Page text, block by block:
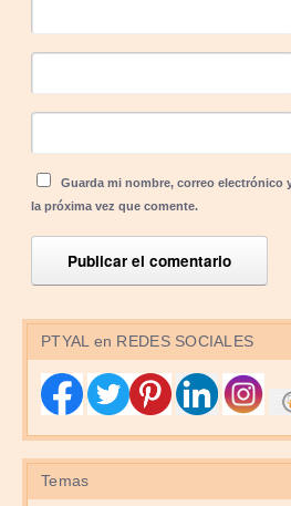
Guarda mi nombre, correo electrónico
la próxima vez que comente.
PTYAL en REDES SOCIALES
Temas